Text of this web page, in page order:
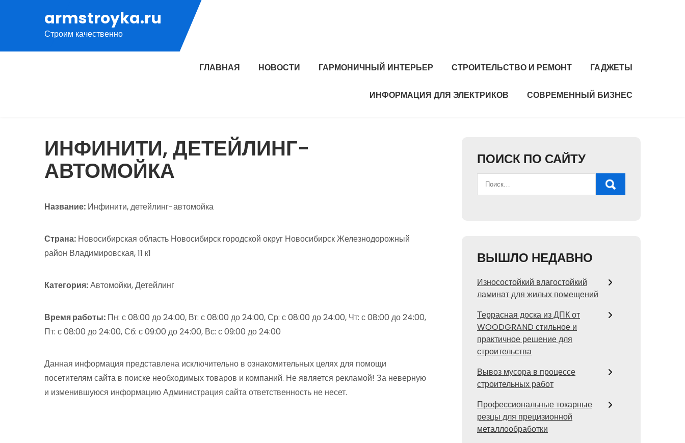
содержимому
armstroyka.ru
Строим качественно
ГЛАВНАЯ НОВОСТИ ГАРМОНИЧНЫЙ ИНТЕРЬЕР СТРОИТЕЛЬСТВО И РЕМОНТ ГАДЖЕТЫ
ИНФОРМАЦИЯ ДЛЯ ЭЛЕКТРИКОВ СОВРЕМЕННЫЙ БИЗНЕС
ИНФИНИТИ, ДЕТЕЙЛИНГ-
АВТОМОЙКА
Название: Инфинити, детейлинг-автомойка
Страна: Новосибирская область Новосибирск городской округ Новосибирск Железнодорожный
район Владимировская, 11 к1
Категория:Автомойки, Детейлинг
Время работы: Пн: с 08:00 до 24:00, Вт: с 08:00 до 24:00, Ср: с 08:00 до 24:00, Чт: с 08:00 до 24:00,
Пт: с 08:00 до 24:00, Сб: с 09:00 до 24:00, Вс: с 09:00 до 24:00
Данная информация представлена исключительно в ознакомительных целях для помощи
посетителям сайта в поиске необходимых товаров и компаний. Не является рекламой! За неверную
и изменившуюся информацию Администрация сайта ответственность не несет.
ПОИСК ПО САЙТУ
ВЫШЛО НЕДАВНО
Износостойкий влагостойкий
ламинат для жилых помещений
Террасная доска из ДПК от
WOODGRAND стильное и
практичное решение для
строительства
Вывоз мусора в процессе
строительных работ
Профессиональные токарные
резцы для прецизионной
металлообработки